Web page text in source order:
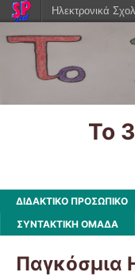
Το
ΔΙΔΑΚΤΙΚΟ ΠΡΟΣΩΠΙΚΟ
ΣΥΝΤΑΚΤΙΚΗ ΟΜΑΔΑ
Παγκόσμια
Ηλεκτρονικά